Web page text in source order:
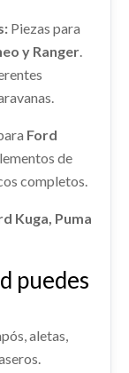
shopping_cart
usado.
Piezas para
y Ranger
Ford
de
completos.
Kuga, Puma
puedes
aletas,